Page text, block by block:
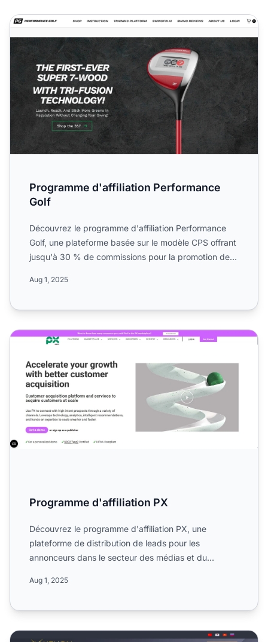
Programme d'affiliation Performance Golf
Programme d'affiliation Performance
Golf
Découvrez le programme d'affiliation Performance
Golf, une plateforme basée sur le modèle CPS offrant
jusqu'à 30 % de commissions pour la promotion de
Aug 1, 2025
Programme d'affiliation PX
Programme d'affiliation PX
Découvrez le programme d'affiliation PX, une
plateforme de distribution de leads pour les
annonceurs dans le secteur des médias et du
Aug 1, 2025
Programme d'affiliation Xexon